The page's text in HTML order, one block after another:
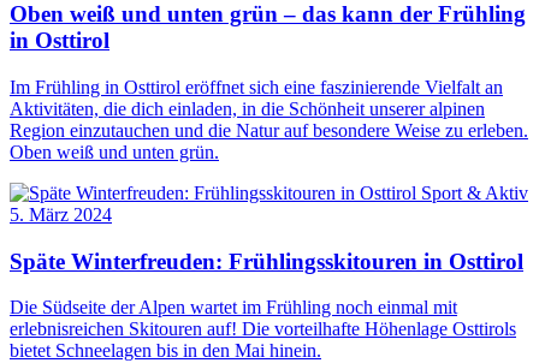
Oben weiß und unten grün – das kann der Frühling
in Osttirol
Im Frühling in Osttirol eröffnet sich eine faszinierende Vielfalt an
Aktivitäten, die dich einladen, in die Schönheit unserer alpinen
Region einzutauchen und die Natur auf besondere Weise zu erleben.
Oben weiß und unten grün.
Sport & Aktiv
5. März 2024
Späte Winterfreuden: Frühlingsskitouren in Osttirol
Die Südseite der Alpen wartet im Frühling noch einmal mit
erlebnisreichen Skitouren auf! Die vorteilhafte Höhenlage Osttirols
bietet Schneelagen bis in den Mai hinein.